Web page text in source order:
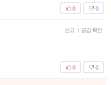
0
0
신고 | 공감 확인
0
0